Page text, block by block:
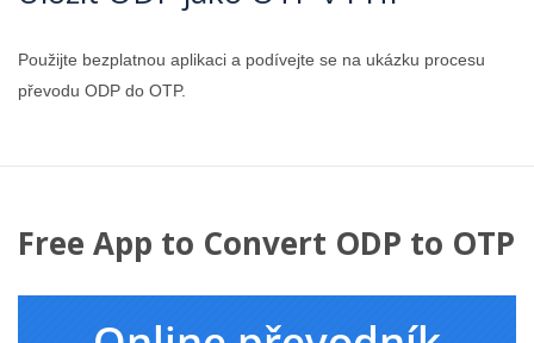
Použijte bezplatnou aplikaci a podívejte se na ukázku procesu
převodu ODP do OTP.
Free App to Convert ODP to OTP